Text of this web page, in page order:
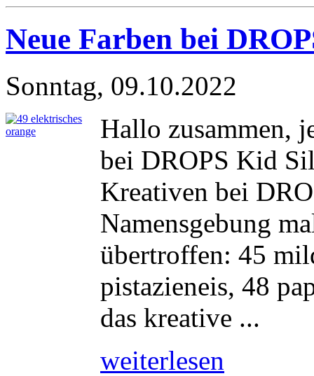
Neue Farben bei
Sonntag, 09.10.2022
Hallo zusammen,
bei DROPS Kid
Kreativen bei
Namensgebung
übertroffen: 45
pistazieneis, 48
das kreative ...
weiterlesen